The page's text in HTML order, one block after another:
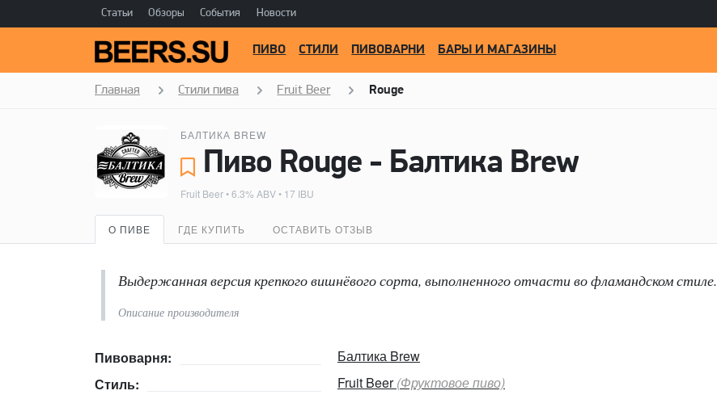
Статьи Обзоры События Новости
ПИВО СТИЛИ ПИВОВАРНИ БАРЫ И МАГАЗИНЫ
Главная Стили пива Fruit Beer Rouge
БАЛТИКА BREW
Пиво Rouge - Балтика Brew
Fruit Beer• 6.3% ABV • 17 IBU
О ПИВЕ ГДЕ КУПИТЬ ОСТАВИТЬ ОТЗЫВ
Выдержанная версия крепкого вишнёвого сорта, выполненного отчасти во фламандском стиле.
Описание производителя
Пивоварня:
Балтика Brew
Стиль:
Fruit Beer(Фруктовое пиво)